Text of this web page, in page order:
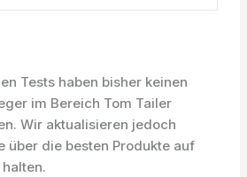
Tests haben bisher keinen
im Bereich Tom Tailer
Wir aktualisieren jedoch
über die besten Produkte auf